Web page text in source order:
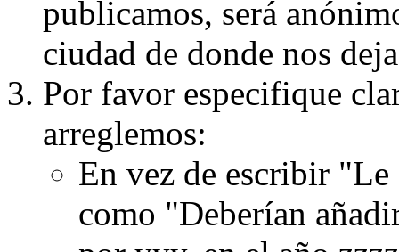
publicamos, será
ciudad de donde nos
Por favor especifique
arreglemos:
En vez de escribir
como "Deberían